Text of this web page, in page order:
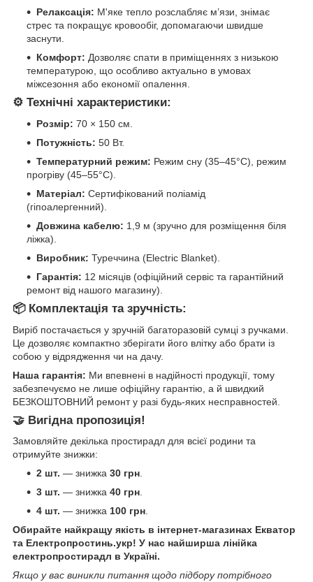
Релаксація: М'яке тепло розслабляє м’язи, знімає
стрес та покращує кровообіг, допомагаючи швидше
заснути.
Комфорт: Дозволяє спати в приміщеннях з низькою
температурою, що особливо актуально в умовах
міжсезоння або економії опалення.
⚙️ Технічні характеристики:
Розмір: 70 × 150 см.
Потужність: 50 Вт.
Температурний режим: Режим сну (35–45°C), режим
прогріву (45–55°C).
Матеріал: Сертифікований поліамід
(гіпоалергенний).
Довжина кабелю: 1,9 м (зручно для розміщення біля
ліжка).
Виробник: Туреччина (Electric Blanket).
Гарантія: 12 місяців (офіційний сервіс та гарантійний
ремонт від нашого магазину).
📦 Комплектація та зручність:
Виріб постачається у зручній багаторазовій сумці з ручками.
Це дозволяє компактно зберігати його влітку або брати із
собою у відрядження чи на дачу.
Наша гарантія: Ми впевнені в надійності продукції, тому
забезпечуємо не лише офіційну гарантію, а й швидкий
БЕЗКОШТОВНИЙ ремонт у разі будь-яких несправностей.
🤝 Вигідна пропозиція!
Замовляйте декілька простирадл для всієї родини та
отримуйте знижки:
2 шт. — знижка 30 грн.
3 шт. — знижка 40 грн.
4 шт. — знижка 100 грн.
Обирайте найкращу якість в інтернет-магазинах Екватор
та Електропростинь.укр! У нас найширша лінійка
електропростирадл в Україні.
Якщо у вас виникли питання щодо підбору потрібного